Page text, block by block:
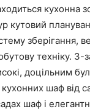
кухонна
кутовий
зберігання,
техніку. З-
доцільним
шаф від
шаф і